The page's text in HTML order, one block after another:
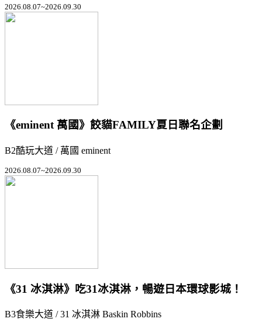
2026.08.07~2026.09.30
《eminent 萬國》餃貓FAMILY夏日聯名企劃
B2酷玩大道 / 萬國 eminent
2026.08.07~2026.09.30
《31 冰淇淋》吃31冰淇淋，暢遊日本環球影城！
B3食樂大道 / 31 冰淇淋 Baskin Robbins